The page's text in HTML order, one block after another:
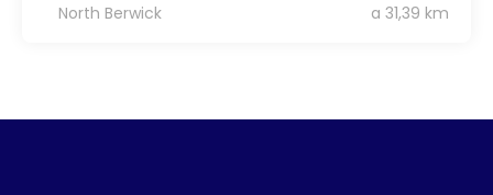
North Berwick
a 31,39 km